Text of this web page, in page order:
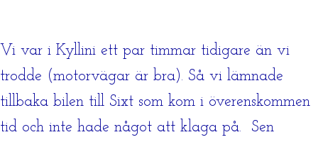
Vi var i Kyllini ett par timmar tidigare än vi
trodde (motorvägar är bra). Så vi lämnade
tillbaka bilen till Sixt som kom i överenskommen
tid och inte hade något att klaga på. Sen